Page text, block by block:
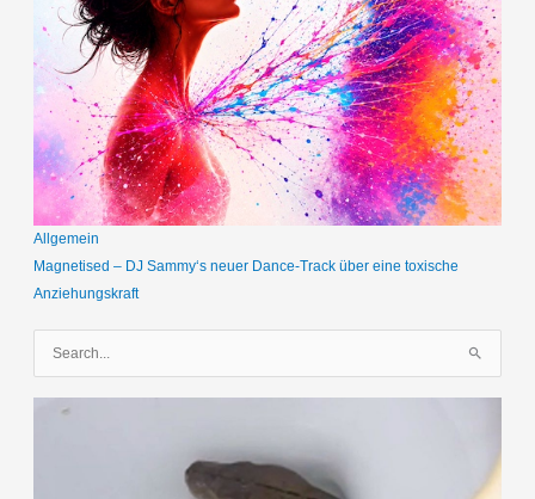
Allgemein
Magnetised – DJ Sammy‘s neuer Dance-Track über eine toxische
Anziehungskraft
c